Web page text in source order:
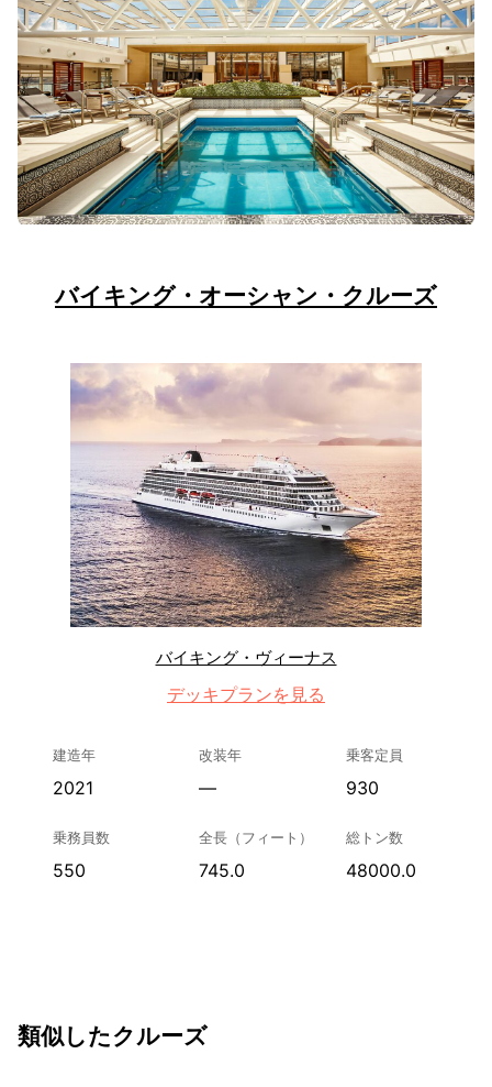
バイキング・オーシャン・クルーズ
バイキング・ヴィーナス
デッキプランを見る
建造年
2021
改装年
—
乗客定員
930
乗務員数
550
全長（フィート）
745.0
総トン数
48000.0
類似したクルーズ